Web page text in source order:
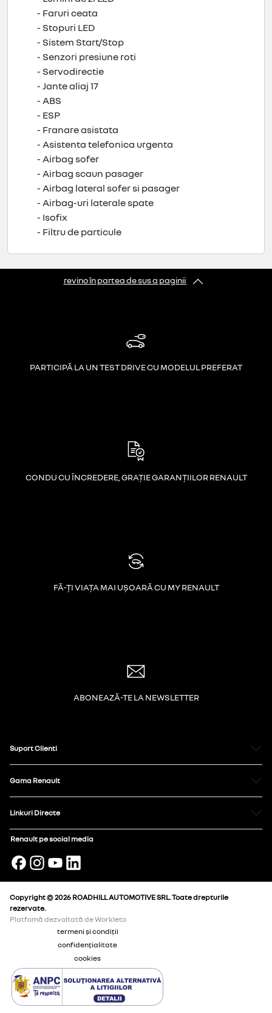
- Faruri ceata
- Stopuri LED
- Sistem Start/Stop
- Senzori presiune roti
- Servodirectie
- Jante aliaj 17
- ABS
- ESP
- Franare asistata
- Asistenta telefonica urgenta
- Airbag sofer
- Airbag scaun pasager
- Airbag lateral sofer si pasager
- Airbag-uri laterale spate
- Isofix
- Filtru de particule
revino în partea de sus a paginii
PARTICIPĂ LA UN TEST DRIVE CU MODELUL PREFERAT
CONDU CU ÎNCREDERE, GRAȚIE GARANȚIILOR RENAULT
FĂ-ȚI VIAȚA MAI UȘOARĂ CU MY RENAULT
ABONEAZĂ-TE LA NEWSLETTER
Suport Clienti
Gama Renault
Linkuri Directe
Renault pe social media
Copyright © 2026 ROADHILL AUTOMOTIVE SRL. Toate drepturile
rezervate.
Platfomă dezvoltată de Workleto
termeni și condiții
confidențialitate
cookies